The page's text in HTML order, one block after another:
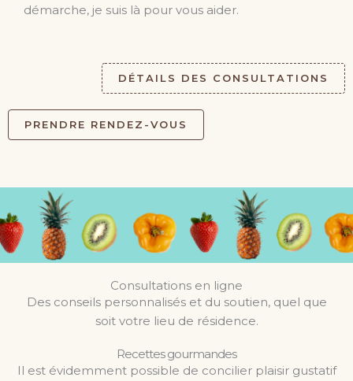
démarche, je suis là pour vous aider.
DÉTAILS DES CONSULTATIONS
PRENDRE RENDEZ-VOUS
Consultations en ligne
Des conseils personnalisés et du soutien, quel que
soit votre lieu de résidence.
Recettes gourmandes
Il est évidemment possible de concilier plaisir gustatif